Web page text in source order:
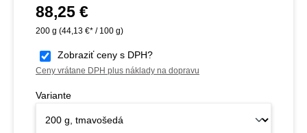
Bežná cena:
88,25 €
200 g (44,13 €* / 100 g)
Zobraziť ceny s DPH?
Ceny vrátane DPH plus náklady na dopravu
Variante